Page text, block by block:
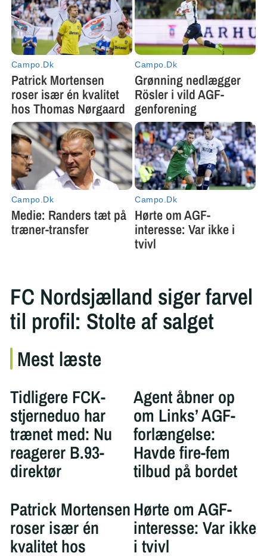
FC Nordsjælland siger farvel
til profil: Stolte af salget
Mest læste
Tidligere FCK-
stjerneduo har
trænet med: Nu
reagerer B.93-
direktør
Agent åbner op
om Links’ AGF-
forlængelse:
Havde fire-fem
tilbud på bordet
Patrick Mortensen
roser især én
kvalitet hos
Hørte om AGF-
interesse: Var ikke
i tvivl